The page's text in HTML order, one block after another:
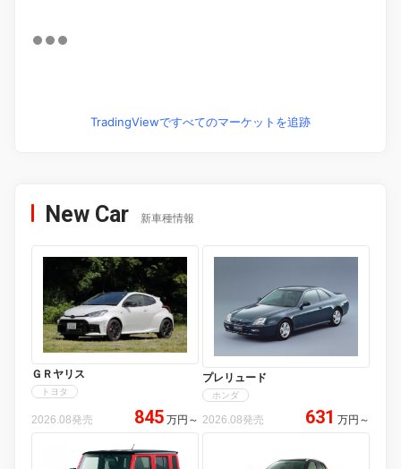
TradingViewですべてのマーケットを追跡
New Car 新車種情報
ＧＲヤリス
トヨタ
2026.08発売 845 万円 ～
プレリュード
ホンダ
2026.08発売 631 万円 ～